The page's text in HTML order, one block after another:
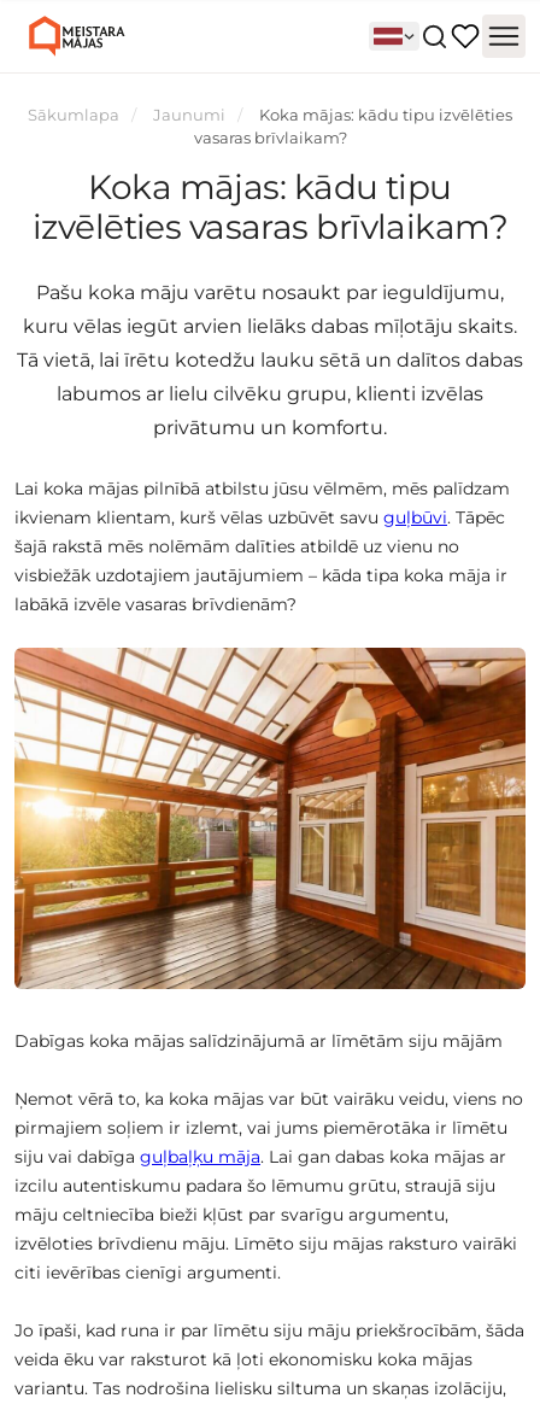
Sākumlapa Jaunumi
Koka mājas: kādu tipu izvēlēties
vasaras brīvlaikam?
Koka mājas: kādu tipu
izvēlēties vasaras brīvlaikam?
Pašu koka māju varētu nosaukt par ieguldījumu,
kuru vēlas iegūt arvien lielāks dabas mīļotāju skaits.
Tā vietā, lai īrētu kotedžu lauku sētā un dalītos dabas
labumos ar lielu cilvēku grupu, klienti izvēlas
privātumu un komfortu.
Lai koka mājas pilnībā atbilstu jūsu vēlmēm, mēs palīdzam
ikvienam klientam, kurš vēlas uzbūvēt savu guļbūvi. Tāpēc
šajā rakstā mēs nolēmām dalīties atbildē uz vienu no
visbiežāk uzdotajiem jautājumiem – kāda tipa koka māja ir
labākā izvēle vasaras brīvdienām?
Dabīgas koka mājas salīdzinājumā ar līmētām siju mājām
Ņemot vērā to, ka koka mājas var būt vairāku veidu, viens no
pirmajiem soļiem ir izlemt, vai jums piemērotāka ir līmētu
siju vai dabīga guļbaļķu māja. Lai gan dabas koka mājas ar
izcilu autentiskumu padara šo lēmumu grūtu, straujā siju
māju celtniecība bieži kļūst par svarīgu argumentu,
izvēloties brīvdienu māju. Līmēto siju mājas raksturo vairāki
citi ievērības cienīgi argumenti.
Jo īpaši, kad runa ir par līmētu siju māju priekšrocībām, šāda
veida ēku var raksturot kā ļoti ekonomisku koka mājas
variantu. Tas nodrošina lielisku siltuma un skaņas izolāciju,